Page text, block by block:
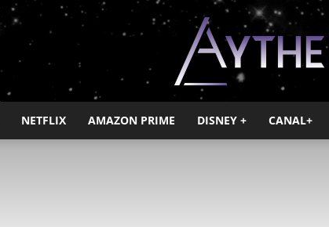
Ayther
NETFLIX AMAZON PRIME DISNEY + CANAL+